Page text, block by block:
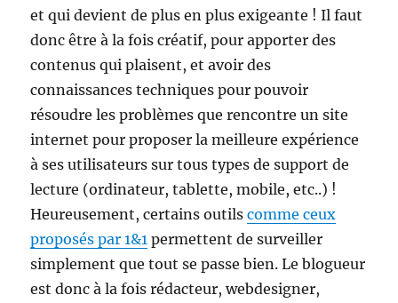
et qui devient de plus en plus exigeante ! Il faut
donc être à la fois créatif, pour apporter des
contenus qui plaisent, et avoir des
connaissances techniques pour pouvoir
résoudre les problèmes que rencontre un site
internet pour proposer la meilleure expérience
à ses utilisateurs sur tous types de support de
lecture (ordinateur, tablette, mobile, etc..) !
Heureusement, certains outilscomme ceux
proposés par 1&1 permettent de surveiller
simplement que tout se passe bien. Le blogueur
est donc à la fois rédacteur, webdesigner,